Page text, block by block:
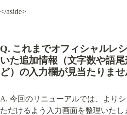
</aside>
Q. これまでオフィシャルレ
いた追加情報（文字数や語
ど）の入力欄が見当たりませ
A. 今回のリニューアルでは、より
ただけるよう入力画面を整理いたし